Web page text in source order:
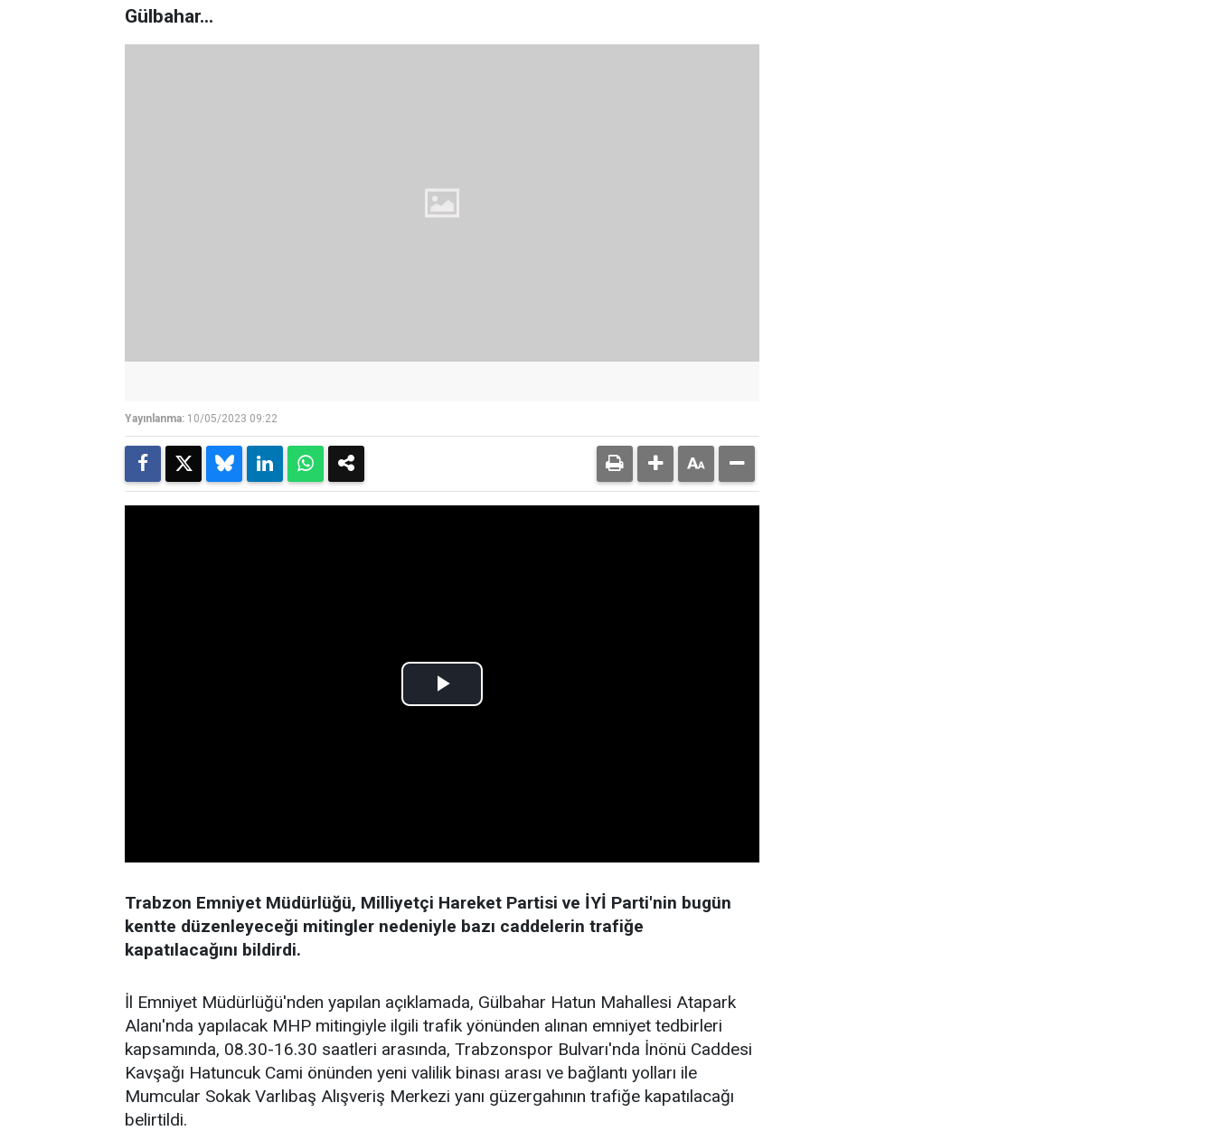
Gülbahar...
Yayınlanma: 10/05/2023 09:22
Trabzon Emniyet Müdürlüğü, Milliyetçi Hareket Partisi ve İYİ Parti'nin bugün
kentte düzenleyeceği mitingler nedeniyle bazı caddelerin trafiğe
kapatılacağını bildirdi.
İl Emniyet Müdürlüğü'nden yapılan açıklamada, Gülbahar Hatun Mahallesi Atapark
Alanı'nda yapılacak MHP mitingiyle ilgili trafik yönünden alınan emniyet tedbirleri
kapsamında, 08.30-16.30 saatleri arasında, Trabzonspor Bulvarı'nda İnönü Caddesi
Kavşağı Hatuncuk Cami önünden yeni valilik binası arası ve bağlantı yolları ile
Mumcular Sokak Varlıbaş Alışveriş Merkezi yanı güzergahının trafiğe kapatılacağı
belirtildi.